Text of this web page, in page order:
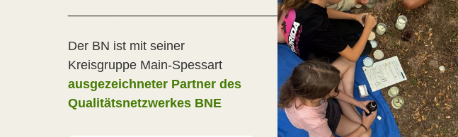
__________________________________
Der BN ist mit seiner
Kreisgruppe Main-Spessart
ausgezeichneter Partner des
Qualitätsnetzwerkes BNE